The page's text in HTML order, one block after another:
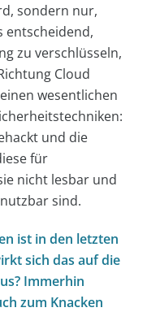
sondern nur,
entscheidend,
zu verschlüsseln,
Cloud
wesentlichen
und die
für
nicht lesbar und
sind.
ist in den letzten
sich das auf die
Immerhin
zum Knacken